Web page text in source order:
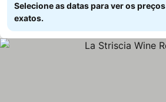
Selecione as datas para ver os preços
exatos.